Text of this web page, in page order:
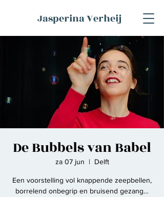
Jasperina Verheij
De Bubbels van Babel
za 07 jun
  |
Delft
Een voorstelling vol knappende zeepbellen,
borrelend onbegrip en bruisend gezang…